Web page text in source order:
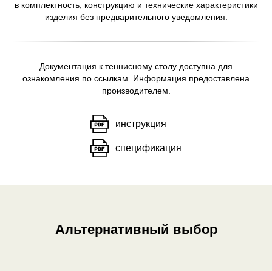
в комплектность, конструкцию и технические характеристики
изделия без предварительного уведомления.
Документация к теннисному столу доступна для
ознакомления по ссылкам. Информация предоставлена
производителем.
инструкция
спецификация
Альтернативный выбор